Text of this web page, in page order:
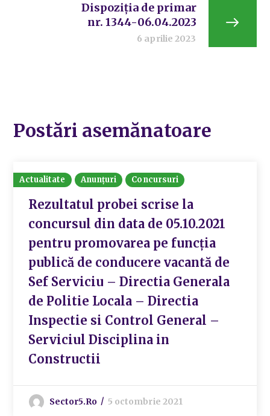
Dispoziția de primar
nr. 1344-06.04.2023
6 aprilie 2023
Postări asemănatoare
Actualitate Anunțuri Concursuri
Rezultatul probei scrise la
concursul din data de 05.10.2021
pentru promovarea pe funcția
publică de conducere vacantă de
Sef Serviciu – Directia Generala
de Politie Locala – Directia
Inspectie si Control General –
Serviciul Disciplina in
Constructii
Sector5.ro 5 octombrie 2021